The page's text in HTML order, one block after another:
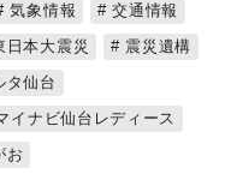
気象情報
交通情報
本大震災
震災遺構
仙台
イナビ仙台レディース
お